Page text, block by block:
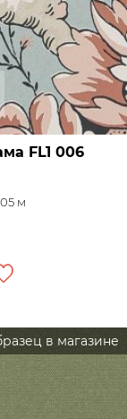
FL1 006
м
в магазине